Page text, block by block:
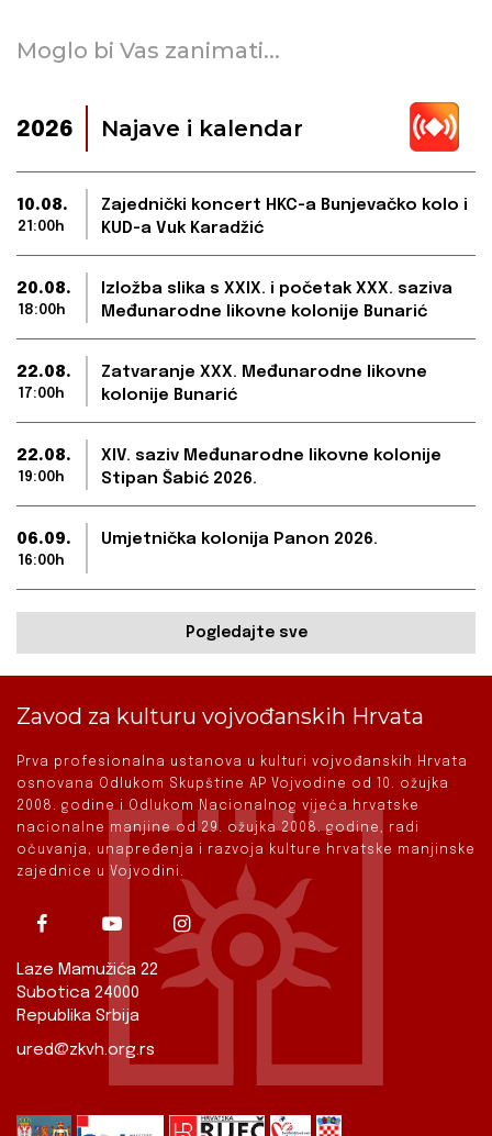
Moglo bi Vas zanimati...
2026 Najave i kalendar
10.08.
21:00h
Zajednički koncert HKC-a Bunjevačko kolo i
KUD-a Vuk Karadžić
20.08.
18:00h
Izložba slika s XXIX. i početak XXX. saziva
Međunarodne likovne kolonije Bunarić
22.08.
17:00h
Zatvaranje XXX. Međunarodne likovne
kolonije Bunarić
22.08.
19:00h
XIV. saziv Međunarodne likovne kolonije
Stipan Šabić 2026.
06.09.
16:00h
Umjetnička kolonija Panon 2026.
Pogledajte sve
Zavod za kulturu vojvođanskih Hrvata
Prva profesionalna ustanova u kulturi vojvođanskih Hrvata
osnovana Odlukom Skupštine AP Vojvodine od 10. ožujka
2008. godine i Odlukom Nacionalnog vijeća hrvatske
nacionalne manjine od 29. ožujka 2008. godine, radi
očuvanja, unapređenja i razvoja kulture hrvatske manjinske
zajednice u Vojvodini.
Laze Mamužića 22
Subotica 24000
Republika Srbija
ured@zkvh.org.rs